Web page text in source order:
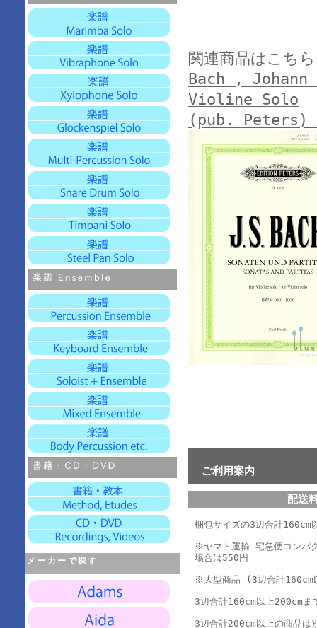
メーカーで探す
関連商品はこちら
Bach ,
Violine Solo
(pub.
ご利用案内
配送
梱包サイズの3辺合計
※ヤマト運輸 宅急便コンパ
場合は550円
※大型商品 (3辺合計160cm
3辺合計160cm以上200cm
3辺合計200cm以上の商品は